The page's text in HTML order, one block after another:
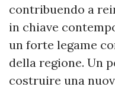
contribuendo a
in chiave
un forte legame
della regione. Un
costruire una